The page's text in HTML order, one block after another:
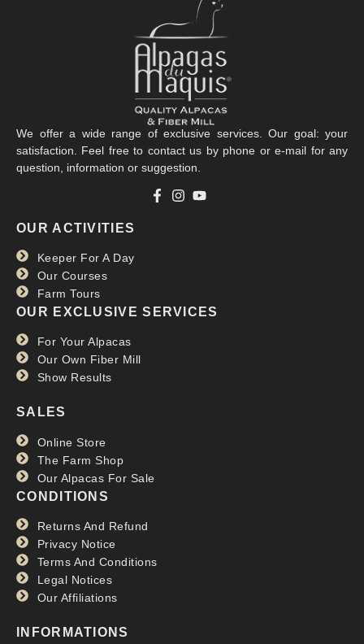
We offer a wide range of exclusive services. Our goal: your
satisfaction. Feel free to contact us by phone or e-mail for any
question, information or suggestion.
OUR ACTIVITIES
Keeper For A Day
Our Courses
Farm Tours
OUR EXCLUSIVE SERVICES
For Your Alpacas
Our Own Fiber Mill
Show Results
SALES
Online Store
The Farm Shop
Our Alpacas For Sale
CONDITIONS
Returns And Refund
Privacy Notice
Terms And Conditions
Legal Notices
Our Affiliations
INFORMATIONS